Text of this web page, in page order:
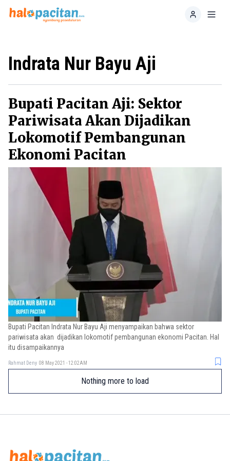
Home
Indrata Nur Bayu Aji
Bupati Pacitan Aji: Sektor
Pariwisata Akan Dijadikan
Lokomotif Pembangunan
Ekonomi Pacitan
Bupati Pacitan Indrata Nur Bayu Aji menyampaikan bahwa sektor
pariwisata akan dijadikan lokomotif pembangunan ekonomi Pacitan. Hal
itu disampaikannya
Rahmat Deny 08 May 2021 - 12:02AM
Nothing more to load